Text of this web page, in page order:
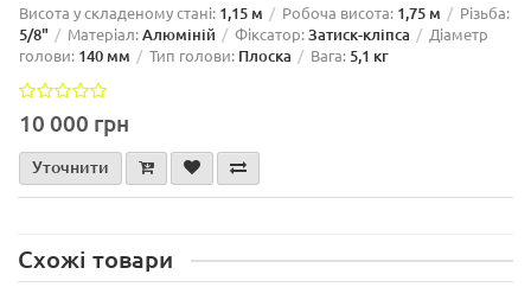
Висота у складеному стані: 1,15 м Робоча висота: 1,75 м Різьба:
5/8" Матеріал:Алюміній Фіксатор:Затиск-кліпса
Діаметр
голови: 140 мм Тип голови: Плоска Вага: 5,1 кг
10 000 грн
Уточнити
Схожі товари